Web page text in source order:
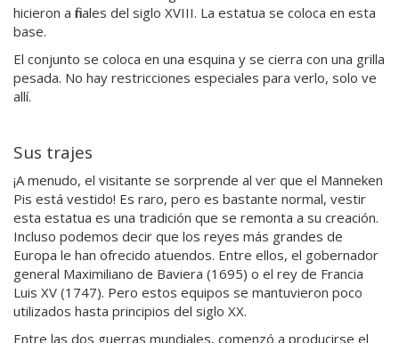
hicieron a finales del siglo XVIII. La estatua se coloca en esta
base.
El conjunto se coloca en una esquina y se cierra con una grilla
pesada. No hay restricciones especiales para verlo, solo ve
allí.
Sus trajes
¡A menudo, el visitante se sorprende al ver que el Manneken
Pis está vestido! Es raro, pero es bastante normal, vestir
esta estatua es una tradición que se remonta a su creación.
Incluso podemos decir que los reyes más grandes de
Europa le han ofrecido atuendos. Entre ellos, el gobernador
general Maximiliano de Baviera (1695) o el rey de Francia
Luis XV (1747). Pero estos equipos se mantuvieron poco
utilizados hasta principios del siglo XX.
Entre las dos guerras mundiales, comenzó a producirse el